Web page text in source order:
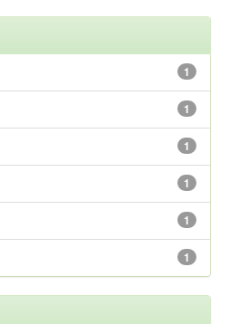
1
1
1
1
1
1